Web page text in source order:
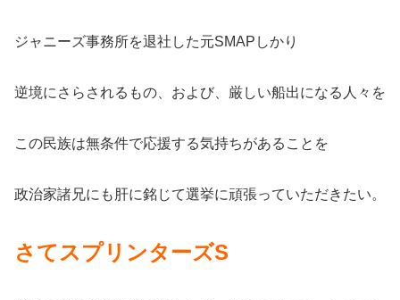
ジャニーズ事務所を退社した元SMAPしかり
逆境にさらされるもの、および、厳しい船出になる人々を
この民族は無条件で応援する気持ちがあることを
政治家諸兄にも肝に銘じて選挙に頑張っていただきたい。
さてスプリンターズS